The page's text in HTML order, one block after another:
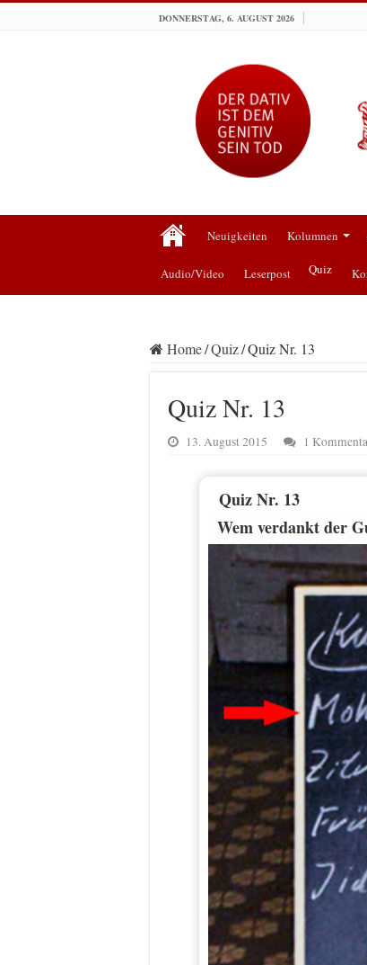
DONNERSTAG, 6. AUGUST 2026
Neuigkeiten Kolumnen
Audio/Video Leserpost Quiz
Home/Quiz/Quiz Nr. 13
Quiz Nr. 13
13. August 2015 1
Quiz Nr. 13
Wem verdankt der